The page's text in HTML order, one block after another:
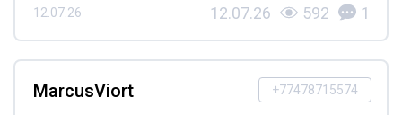
12.07.26 12.07.26 592 1
+77478715574
MarcusViort